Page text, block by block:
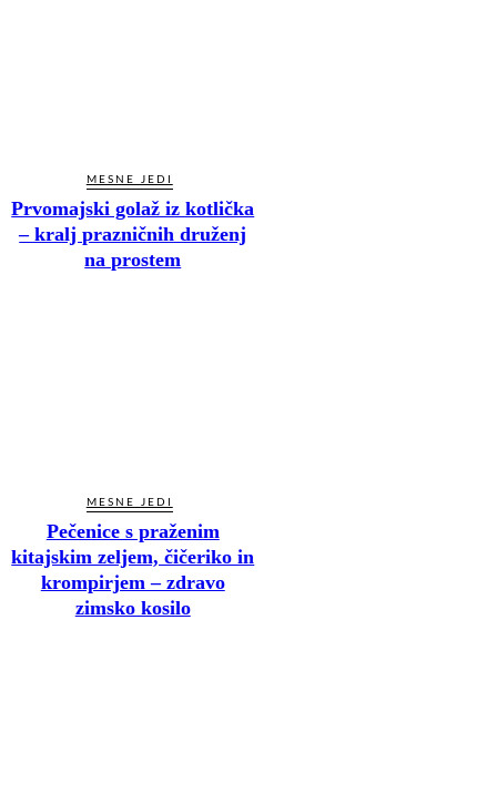
MESNE JEDI
Prvomajski golaž iz kotlička
– kralj prazničnih druženj
na prostem
MESNE JEDI
Pečenice s praženim
kitajskim zeljem, čičeriko in
krompirjem – zdravo
zimsko kosilo